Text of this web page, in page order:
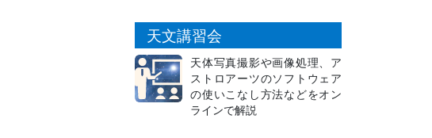
天文講習会
天体写真撮影や画像処理、ア
ストロアーツのソフトウェア
の使いこなし方法などをオン
ラインで解説